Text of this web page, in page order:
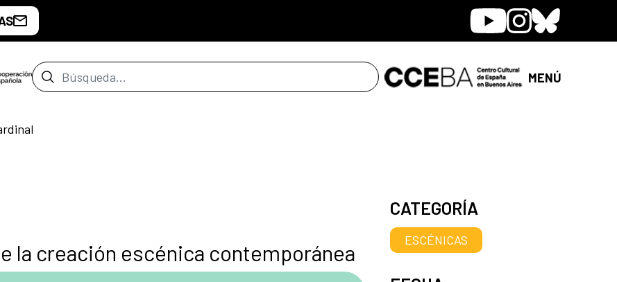
YoutubeInstagram
Bluesky
Barra de búsqueda MENÚ
la creación escénica contemporánea
CATEGORÍA
ESCÉNICAS